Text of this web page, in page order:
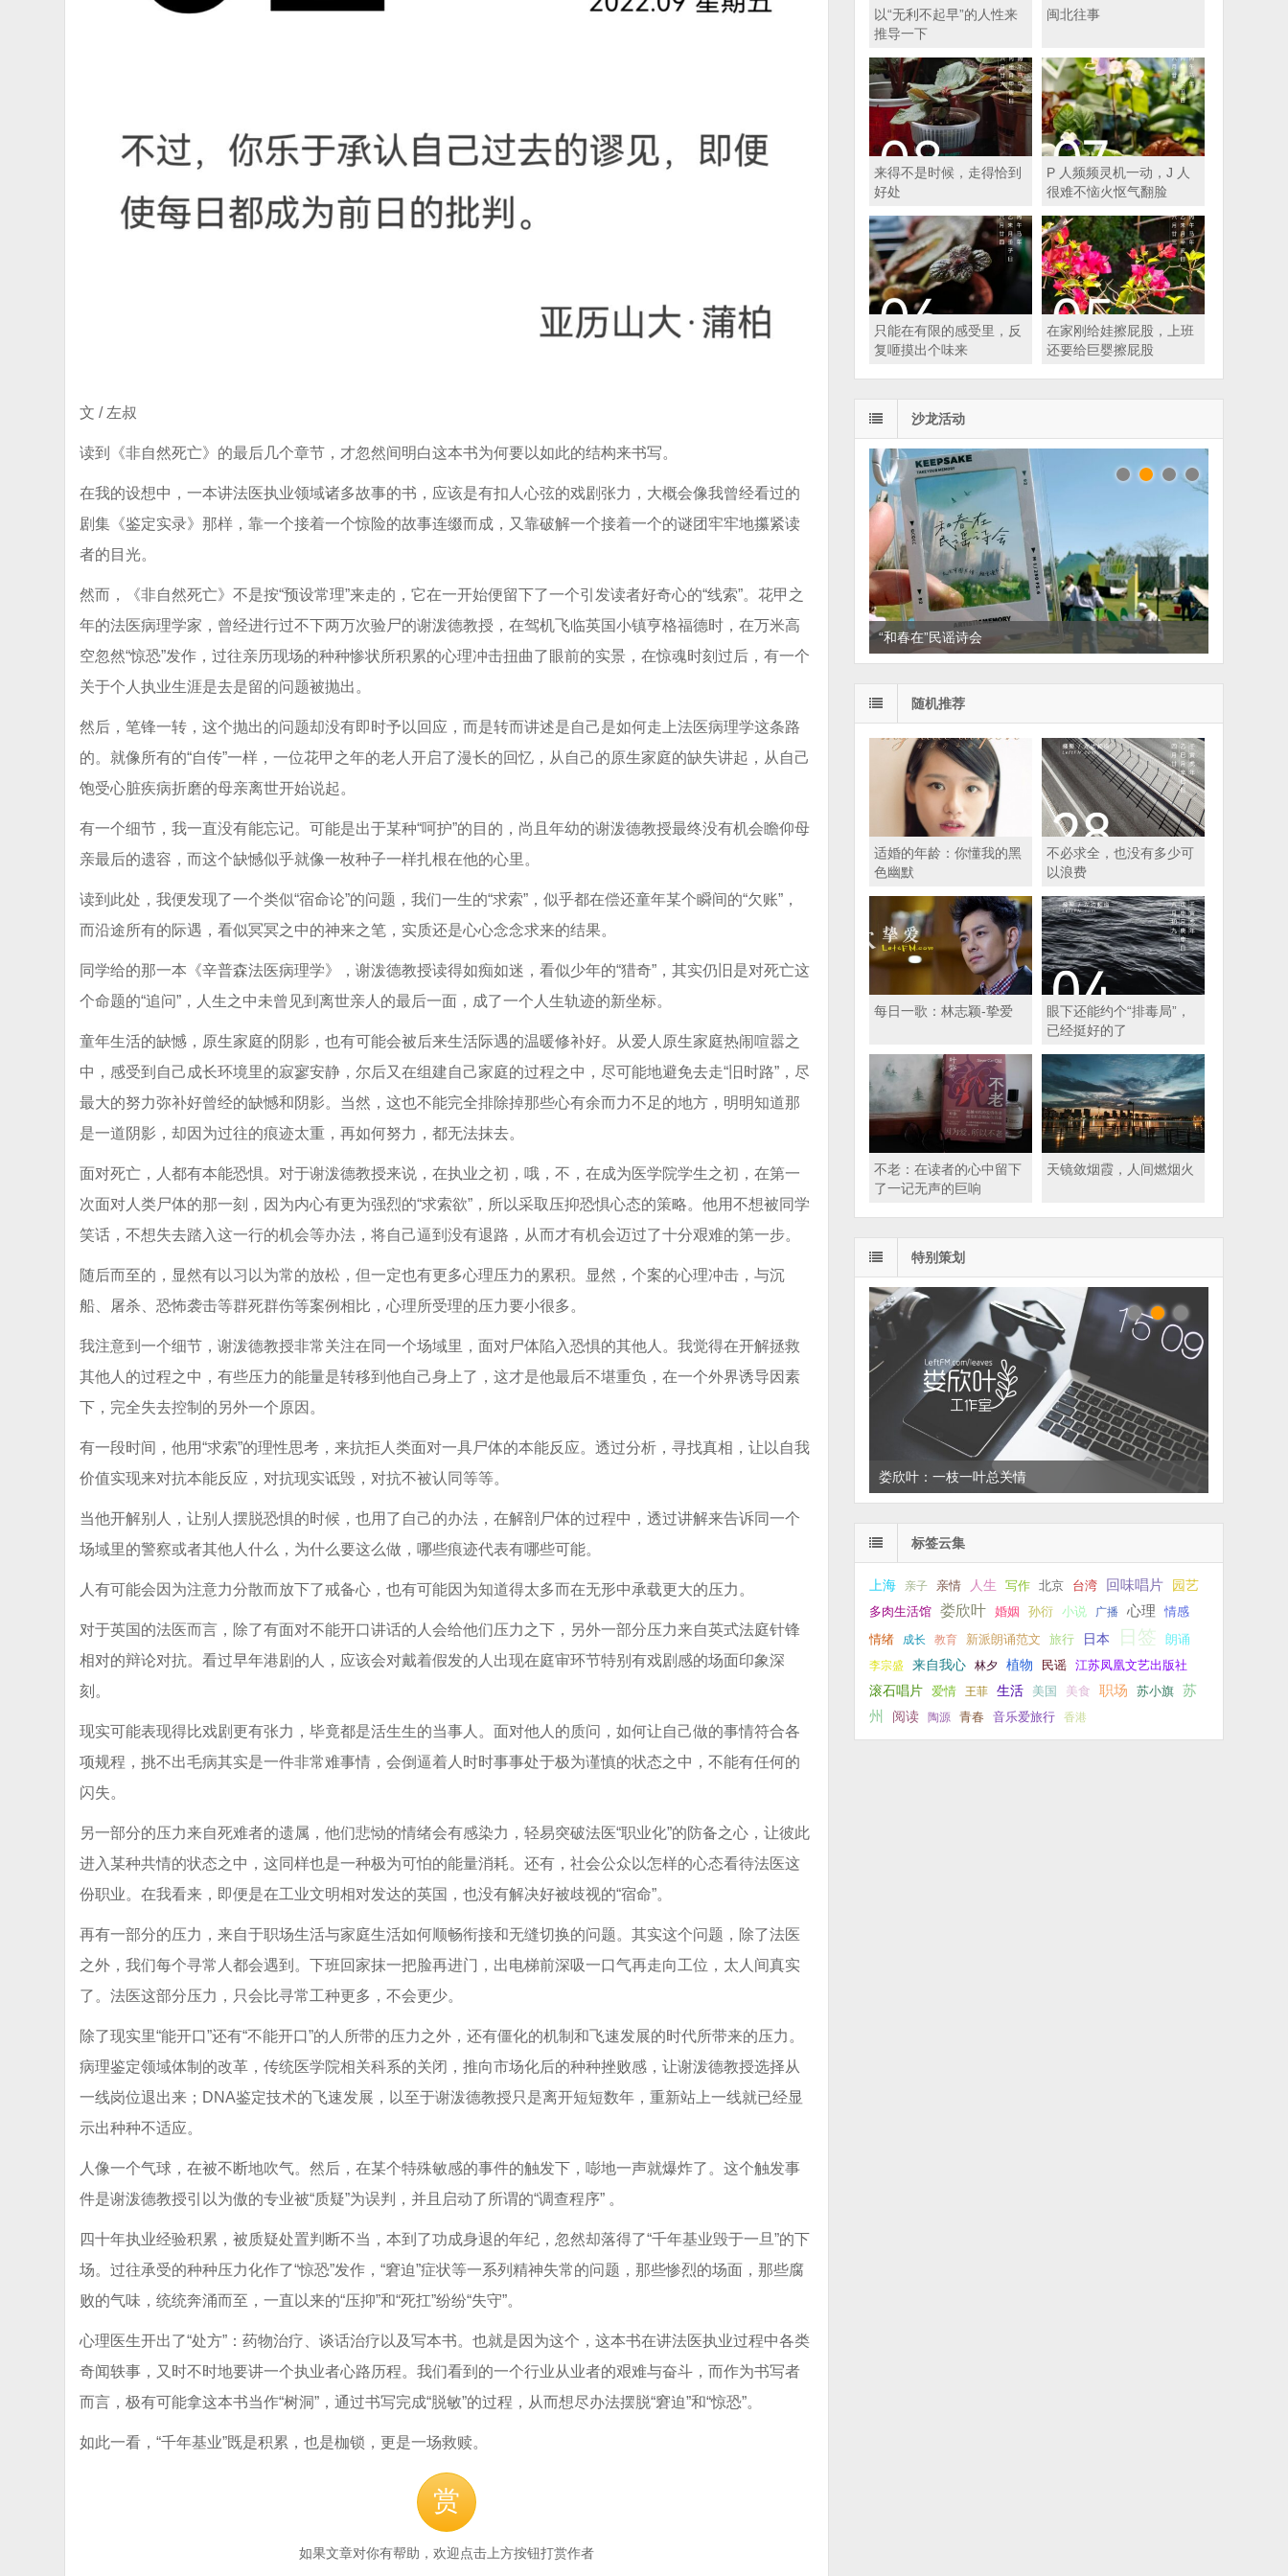
文 / 左叔
读到《非自然死亡》的最后几个章节，才忽然间明白这本书为何要以如此的结构来书写。
在我的设想中，一本讲法医执业领域诸多故事的书，应该是有扣人心弦的戏剧张力，大概会像我曾经看过的
剧集《鉴定实录》那样，靠一个接着一个惊险的故事连缀而成，又靠破解一个接着一个的谜团牢牢地攥紧读
者的目光。
然而，《非自然死亡》不是按“预设常理”来走的，它在一开始便留下了一个引发读者好奇心的“线索”。花甲之
年的法医病理学家，曾经进行过不下两万次验尸的谢泼德教授，在驾机飞临英国小镇亨格福德时，在万米高
空忽然“惊恐”发作，过往亲历现场的种种惨状所积累的心理冲击扭曲了眼前的实景，在惊魂时刻过后，有一个
关于个人执业生涯是去是留的问题被抛出。
然后，笔锋一转，这个抛出的问题却没有即时予以回应，而是转而讲述是自己是如何走上法医病理学这条路
的。就像所有的“自传”一样，一位花甲之年的老人开启了漫长的回忆，从自己的原生家庭的缺失讲起，从自己
饱受心脏疾病折磨的母亲离世开始说起。
有一个细节，我一直没有能忘记。可能是出于某种“呵护”的目的，尚且年幼的谢泼德教授最终没有机会瞻仰母
亲最后的遗容，而这个缺憾似乎就像一枚种子一样扎根在他的心里。
读到此处，我便发现了一个类似“宿命论”的问题，我们一生的“求索”，似乎都在偿还童年某个瞬间的“欠账”，
而沿途所有的际遇，看似冥冥之中的神来之笔，实质还是心心念念求来的结果。
同学给的那一本《辛普森法医病理学》，谢泼德教授读得如痴如迷，看似少年的“猎奇”，其实仍旧是对死亡这
个命题的“追问”，人生之中未曾见到离世亲人的最后一面，成了一个人生轨迹的新坐标。
童年生活的缺憾，原生家庭的阴影，也有可能会被后来生活际遇的温暖修补好。从爱人原生家庭热闹喧嚣之
中，感受到自己成长环境里的寂寥安静，尔后又在组建自己家庭的过程之中，尽可能地避免去走“旧时路”，尽
最大的努力弥补好曾经的缺憾和阴影。当然，这也不能完全排除掉那些心有余而力不足的地方，明明知道那
是一道阴影，却因为过往的痕迹太重，再如何努力，都无法抹去。
面对死亡，人都有本能恐惧。对于谢泼德教授来说，在执业之初，哦，不，在成为医学院学生之初，在第一
次面对人类尸体的那一刻，因为内心有更为强烈的“求索欲”，所以采取压抑恐惧心态的策略。他用不想被同学
笑话，不想失去踏入这一行的机会等办法，将自己逼到没有退路，从而才有机会迈过了十分艰难的第一步。
随后而至的，显然有以习以为常的放松，但一定也有更多心理压力的累积。显然，个案的心理冲击，与沉
船、屠杀、恐怖袭击等群死群伤等案例相比，心理所受理的压力要小很多。
我注意到一个细节，谢泼德教授非常关注在同一个场域里，面对尸体陷入恐惧的其他人。我觉得在开解拯救
其他人的过程之中，有些压力的能量是转移到他自己身上了，这才是他最后不堪重负，在一个外界诱导因素
下，完全失去控制的另外一个原因。
有一段时间，他用“求索”的理性思考，来抗拒人类面对一具尸体的本能反应。透过分析，寻找真相，让以自我
价值实现来对抗本能反应，对抗现实诋毁，对抗不被认同等等。
当他开解别人，让别人摆脱恐惧的时候，也用了自己的办法，在解剖尸体的过程中，透过讲解来告诉同一个
场域里的警察或者其他人什么，为什么要这么做，哪些痕迹代表有哪些可能。
人有可能会因为注意力分散而放下了戒备心，也有可能因为知道得太多而在无形中承载更大的压力。
对于英国的法医而言，除了有面对不能开口讲话的人会给他们压力之下，另外一部分压力来自英式法庭针锋
相对的辩论对抗。看过早年港剧的人，应该会对戴着假发的人出现在庭审环节特别有戏剧感的场面印象深
刻。
现实可能表现得比戏剧更有张力，毕竟都是活生生的当事人。面对他人的质问，如何让自己做的事情符合各
项规程，挑不出毛病其实是一件非常难事情，会倒逼着人时时事事处于极为谨慎的状态之中，不能有任何的
闪失。
另一部分的压力来自死难者的遗属，他们悲恸的情绪会有感染力，轻易突破法医“职业化”的防备之心，让彼此
进入某种共情的状态之中，这同样也是一种极为可怕的能量消耗。还有，社会公众以怎样的心态看待法医这
份职业。在我看来，即便是在工业文明相对发达的英国，也没有解决好被歧视的“宿命”。
再有一部分的压力，来自于职场生活与家庭生活如何顺畅衔接和无缝切换的问题。其实这个问题，除了法医
之外，我们每个寻常人都会遇到。下班回家抹一把脸再进门，出电梯前深吸一口气再走向工位，太人间真实
了。法医这部分压力，只会比寻常工种更多，不会更少。
除了现实里“能开口”还有“不能开口”的人所带的压力之外，还有僵化的机制和飞速发展的时代所带来的压力。
病理鉴定领域体制的改革，传统医学院相关科系的关闭，推向市场化后的种种挫败感，让谢泼德教授选择从
一线岗位退出来；DNA鉴定技术的飞速发展，以至于谢泼德教授只是离开短短数年，重新站上一线就已经显
示出种种不适应。
人像一个气球，在被不断地吹气。然后，在某个特殊敏感的事件的触发下，嘭地一声就爆炸了。这个触发事
件是谢泼德教授引以为傲的专业被“质疑”为误判，并且启动了所谓的“调查程序” 。
四十年执业经验积累，被质疑处置判断不当，本到了功成身退的年纪，忽然却落得了“千年基业毁于一旦”的下
场。过往承受的种种压力化作了“惊恐”发作，“窘迫”症状等一系列精神失常的问题，那些惨烈的场面，那些腐
败的气味，统统奔涌而至，一直以来的“压抑”和“死扛”纷纷“失守”。
心理医生开出了“处方”：药物治疗、谈话治疗以及写本书。也就是因为这个，这本书在讲法医执业过程中各类
奇闻轶事，又时不时地要讲一个执业者心路历程。我们看到的一个行业从业者的艰难与奋斗，而作为书写者
而言，极有可能拿这本书当作“树洞”，通过书写完成“脱敏”的过程，从而想尽办法摆脱“窘迫”和“惊恐”。
如此一看，“千年基业”既是积累，也是枷锁，更是一场救赎。
赏
如果文章对你有帮助，欢迎点击上方按钮打赏作者
以“无利不起早”的人性来
推导一下
闽北往事
来得不是时候，走得恰到
好处
P 人频频灵机一动，J 人
很难不恼火怄气翻脸
只能在有限的感受里，反
复咂摸出个味来
在家刚给娃擦屁股，上班
还要给巨婴擦屁股
沙龙活动
“和春在”民谣诗会
读家书单：悦读，散散班味
随机推荐
适婚的年龄：你懂我的黑
色幽默
不必求全，也没有多少可
以浪费
每日一歌：林志颖-挚爱
眼下还能约个“排毒局”，
已经挺好的了
不老：在读者的心中留下
了一记无声的巨响
天镜敛烟霞，人间燃烟火
特别策划
娄欣叶：一枝一叶总关情
左叔：一生中还有多少个你
标签云集
上海 亲子 亲情 人生 写作 北京 台湾 回味唱片 园艺
多肉生活馆 娄欣叶 婚姻 孙衍 小说 广播 心理 情感
情绪 成长 教育 新派朗诵范文 旅行 日本 日签 朗诵
李宗盛 来自我心 林夕 植物 民谣
江苏凤凰文艺出版社
滚石唱片
爱情 王菲 生活 美国 美食 职场 苏小旗
苏
州
阅读 陶源 青春 音乐爱旅行 香港